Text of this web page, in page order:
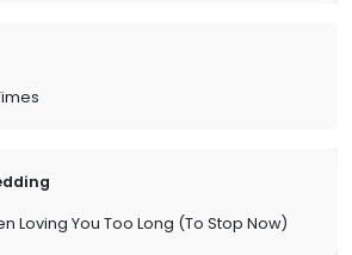
Loving You Too Long (To Stop Now)